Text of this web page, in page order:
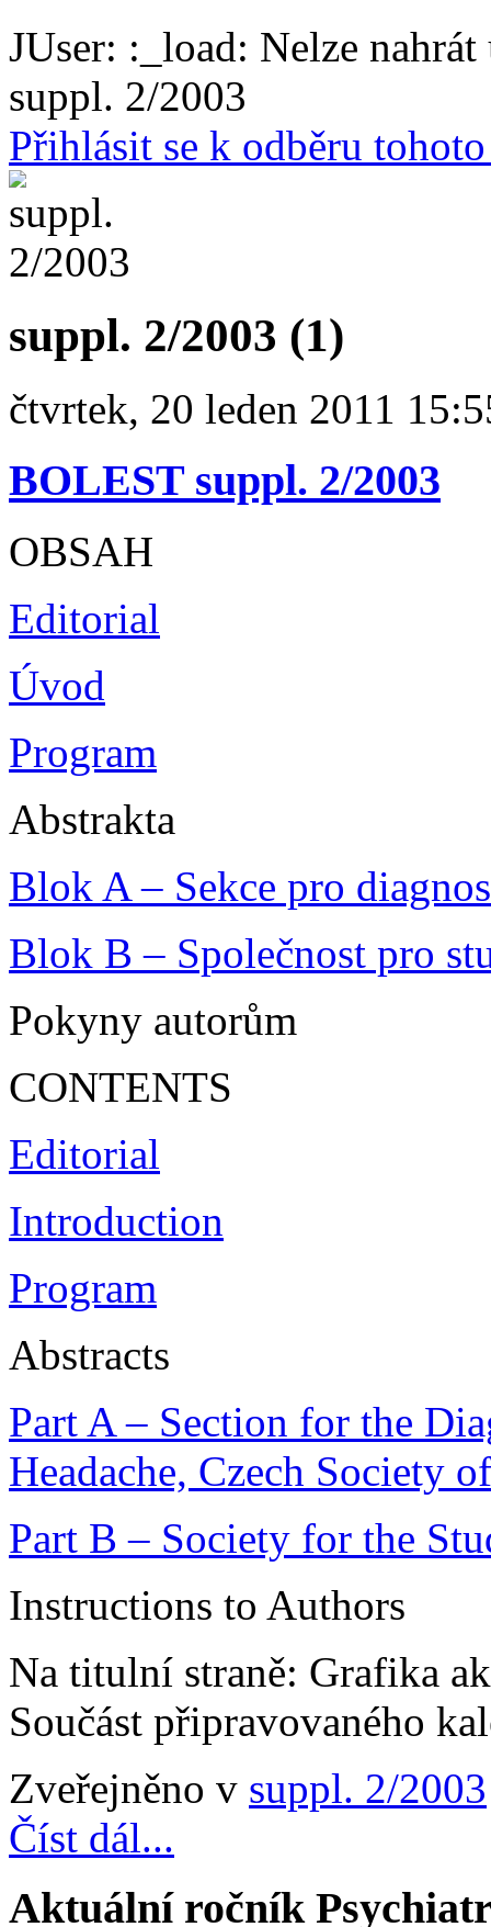
JUser: :_load: Nelze
suppl. 2/2003
Přihlásit se k odběru
suppl. 2/2003 (1)
čtvrtek, 20 leden 2011
BOLEST suppl. 2/2003
OBSAH
Editorial
Úvod
Program
Abstrakta
Blok A – Sekce pro
Blok B – Společnost pro
Pokyny autorům
CONTENTS
Editorial
Introduction
Program
Abstracts
Part A – Section for the
Headache, Czech Society
Part B – Society for the
Instructions to Authors
Na titulní straně: Grafika
Součást připravovaného
Zveřejněno v suppl. 2/2003
Číst dál...
Aktuální ročník